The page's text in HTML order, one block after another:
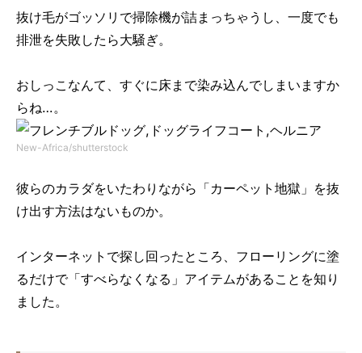
抜け毛がゴッソリで掃除機が詰まっちゃうし、一度でも
排泄を失敗したら大騒ぎ。
おしっこなんて、すぐに床まで染み込んでしまいますか
らね…。
New-Africa/shutterstock
彼らのカラダをいたわりながら「カーペット地獄」を抜
け出す方法はないものか。
インターネットで探し回ったところ、フローリングに塗
るだけで「すべらなくなる」アイテムがあることを知り
ました。